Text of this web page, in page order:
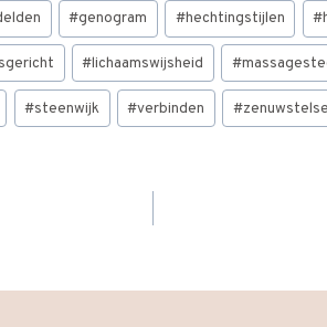
#genogram #hechtingstijlen #
#lichaamswijsheid #
#steenwijk #verbinden #